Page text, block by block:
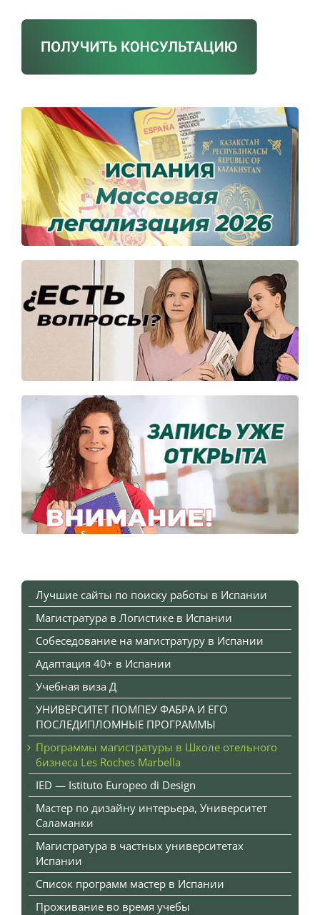
Лучшие сайты по поиску работы в Испании
Магистратура в Логистике в Испании
Собеседование на магистратуру в Испании
Адаптация 40+ в Испании
Учебная виза Д
УНИВЕРСИТЕТ ПОМПЕУ ФАБРА И ЕГО
ПОСЛЕДИПЛОМНЫЕ ПРОГРАММЫ
Программы магистратуры в Школе отельного
бизнеса Les Roches Marbella
IED — Istituto Europeo di Design
Мастер по дизайну интерьера, Университет
Саламанки
Mагистратура в частных университетах
Испании
Список программ мастер в Испании
Проживание во время учебы